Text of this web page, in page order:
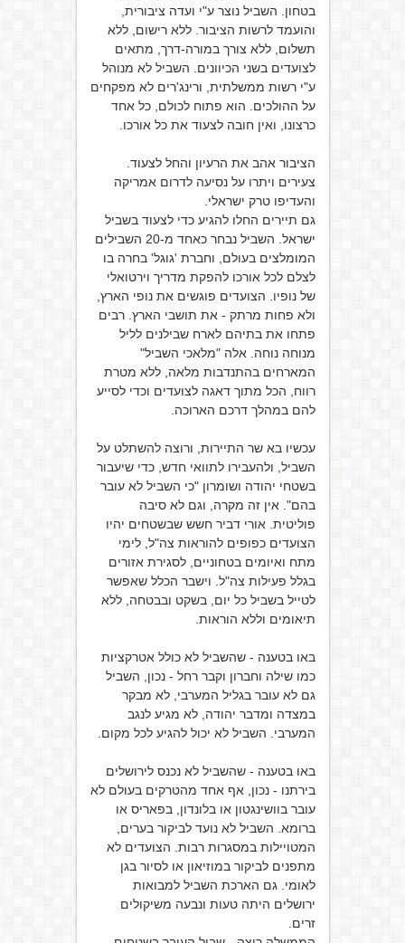
בטחון. השביל נוצר ע"י ועדה ציבורית,
והועמד לרשות הציבור. ללא רישום, ללא
תשלום, ללא צורך במורה-דרך, מתאים
לצועדים בשני הכיוונים. השביל לא מנוהל
ע"י רשות ממשלתית, ורינג'רים לא מפקחים
על ההולכים. הוא פתוח לכולם, כל אחד
כרצונו, ואין חובה לצעוד את כל אורכו.
הציבור אהב את הרעיון והחל לצעוד.
צעירים ויתרו על נסיעה לדרום אמריקה
והעדיפו טרק ישראלי.
גם תיירים החלו להגיע כדי לצעוד בשביל
ישראל. השביל נבחר כאחד מ-20 השבילים
המומלצים בעולם, וחברת 'גוגל' בחרה בו
לצלם לכל אורכו להפקת מדריך וירטואלי
של נופיו. הצועדים פוגשים את נופי הארץ,
ולא פחות מרתק - את תושבי הארץ. רבים
פתחו את בתיהם לארח שבילנים לליל
מנוחה נוחה. אלה "מלאכי השביל"
המארחים בהתנדבות מלאה, ללא מטרת
רווח, הכל מתוך דאגה לצועדים וכדי לסייע
להם במהלך דרכם הארוכה.
עכשיו בא שר התיירות, ורוצה להשתלט על
השביל, ולהעבירו לתוואי חדש, כדי שיעבור
בשטחי יהודה ושומרון "כי השביל לא עובר
בהם". אין זה מקרה, וגם לא סיבה
פוליטית. אורי דביר חשש שבשטחים יהיו
הצועדים כפופים להוראות צה"ל, לימי
מתח ואיומים בטחוניים, לסגירת אזורים
בגלל פעילות צה"ל. וישבר הכלל שאפשר
לטייל בשביל כל יום, בשקט ובבטחה, ללא
תיאומים וללא הוראות.
באו בטענה - שהשביל לא כולל אטרקציות
כמו שילה וחברון וקבר רחל - נכון, השביל
גם לא עובר בגליל המערבי, לא מבקר
במצדה ומדבר יהודה, לא מגיע לנגב
המערבי. השביל לא יכול להגיע לכל מקום.
באו בטענה - שהשביל לא נכנס לירושלים
בירתנו - נכון, אף אחד מהטרקים בעולם לא
עובר בוושינגטון או בלונדון, בפאריס או
ברומא. השביל לא נועד לביקור בערים,
המטויילות במסגרות רבות. הצועדים לא
מתפנים לביקור במוזיאון או לסיור בגן
לאומי. גם הארכת השביל למבואות
ירושלים היתה טעות ונבעה משיקולים
זרים.